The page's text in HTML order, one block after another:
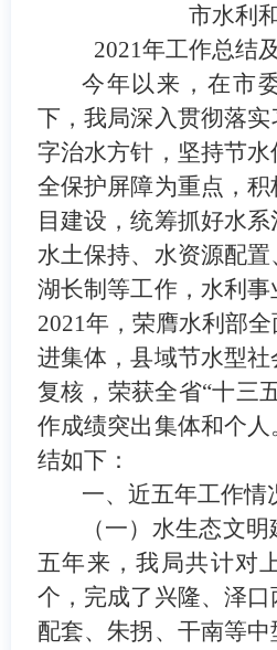
市水利
2021年工作总结及
今年以来，在市
下，我局深入贯彻落
字治水方针，坚持节
全保护屏障为重点，
目建设，统筹抓好水系
水土保持、水资源配
湖长制等工作，水利事
2021年，荣膺水利部
进集体，县域节水型
复核，荣获全省“十三
作成绩突出集体和个
结如下：
一、近五年工作情
（一）水生态文
五年来，我局共计对
个 ， 完成了兴隆、 泽口
配套、 朱拐、干南等